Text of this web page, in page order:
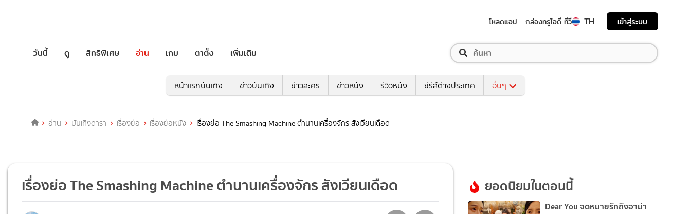
โหลดแอป กล่องทรูไอดี ทีวี TH เข้าสู่ระบบ
วันนี้ ดู สิทธิพิเศษ อ่าน เกม ตาตั้ง เพิ่มเติม
หน้าแรกบันเทิง ข่าวบันเทิง ข่าวละคร ข่าวหนัง รีวิวหนัง ซีรีส์ต่างประเทศ อื่นๆ
อ่าน บันเทิงดารา เรื่องย่อ เรื่องย่อหนัง เรื่องย่อ The Smashing Machine ตำนานเครื่องจักร สังเวียนเดือด
เรื่องย่อ The Smashing Machine ตำนานเครื่องจักร สังเวียนเดือด ยอดนิยมในตอนนี้
Dear You จดหมายรักถึงอาม่า